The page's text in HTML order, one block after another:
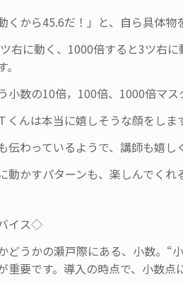
くから45.6だ！」と、自ら具体物
右に動く、1000倍すると3ツ右
小数の10倍，100倍、1000倍マス
くんは本当に嬉しそうな顔をしま
伝わっているようで、講師も嬉し
動かすパターンも、楽しんでくれ
イス◇
どうかの瀬戸際にある、小数。“
重要です。導入の時点で、小数